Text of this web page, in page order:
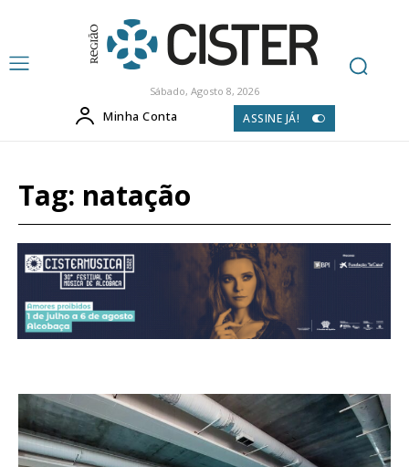
Sábado, Agosto 8, 2026
Minha Conta ASSINE JÁ!
Tag: natação